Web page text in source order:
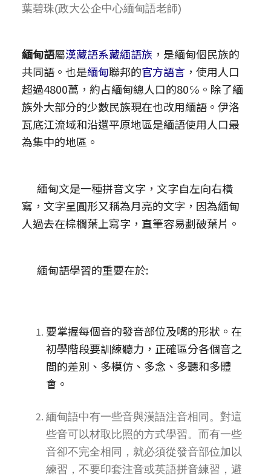
葉碧珠(政大公企中心緬甸語老師)
緬甸語屬漢藏語系藏緬語族 ，是緬甸個民族的
共同語。也是緬甸聯邦的官方語言，使用人口
超過4800萬，約占緬甸總人口的80℅。除了緬
族外大部分的少數民族現在也改用緬語。伊洛
瓦底江流域和沿還平原地區是緬語使用人口最
為集中的地區。
緬甸文是一種拼音文字，文字自左向右橫
寫，文字呈圓形又稱為月亮的文字，因為緬甸
人過去在棕櫚葉上寫字，直筆容易劃破葉片。
緬甸語學習的重要在於:
要掌握每個音的發音部位及嘴的形狀。在
初學階段要訓練聽力，正確區分各個音之
間的差別、多模仿、多念、多聽和多體
會。
緬甸語中有一些音與漢語注音相同。對這
些音可以材取比照的方式學習。而有一些
音卻不完全相同，就必須從發音部位加以
練習，不要印套注音或英語拼音練習，避